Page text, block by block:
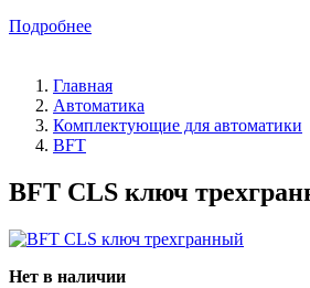
Подробнее
Главная
Автоматика
Комплектующие для автоматики
BFT
BFT CLS ключ
Нет в наличии